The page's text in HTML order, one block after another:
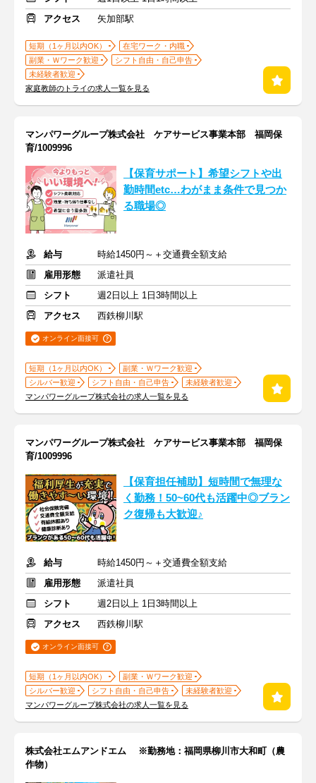
アクセス
矢加部駅
短期（1ヶ月以内OK）
在宅ワーク・内職
副業・Ｗワーク歓迎
シフト自由・自己申告
未経験者歓迎
家庭教師のトライの求人一覧を見る
マンパワーグループ株式会社 ケアサービス事業本部 福岡保
育/1009996
【保育サポート】希望シフトや出
勤時間etc…わがまま条件で見つか
る職場◎
給与
時給1450円～＋交通費全額支給
雇用形態
派遣社員
シフト
週2日以上 1日3時間以上
アクセス
西鉄柳川駅
オンライン面接可
短期（1ヶ月以内OK）
副業・Ｗワーク歓迎
シルバー歓迎
シフト自由・自己申告
未経験者歓迎
マンパワーグループ株式会社の求人一覧を見る
マンパワーグループ株式会社 ケアサービス事業本部 福岡保
育/1009996
【保育担任補助】短時間で無理な
く勤務！50~60代も活躍中◎ブラン
ク復帰も大歓迎♪
給与
時給1450円～＋交通費全額支給
雇用形態
派遣社員
シフト
週2日以上 1日3時間以上
アクセス
西鉄柳川駅
オンライン面接可
短期（1ヶ月以内OK）
副業・Ｗワーク歓迎
シルバー歓迎
シフト自由・自己申告
未経験者歓迎
マンパワーグループ株式会社の求人一覧を見る
株式会社エムアンドエム ※勤務地：福岡県柳川市大和町（農
作物）